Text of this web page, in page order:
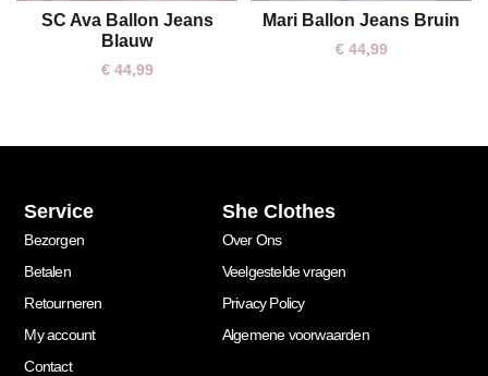
XS
SC Ava Ballon Jeans
Blauw
€44,99
L XL
Mari Ballon Jeans Bruin
€44,99
Service
Bezorgen
Betalen
Retourneren
My account
Contact
She Clothes
Over Ons
Veelgestelde vragen
Privacy Policy
Algemene voorwaarden